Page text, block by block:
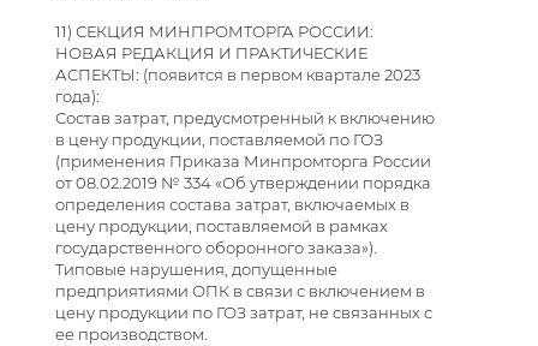
11) СЕКЦИЯ МИНПРОМТОРГА РОССИИ:
НОВАЯ РЕДАКЦИЯ И ПРАКТИЧЕСКИЕ
АСПЕКТЫ: (появится в первом квартале 2023
года):
Состав затрат, предусмотренный к включению
в цену продукции, поставляемой по ГОЗ
(применения Приказа Минпромторга России
от 08.02.2019 № 334 «Об утверждении порядка
определения состава затрат, включаемых в
цену продукции, поставляемой в рамках
государственного оборонного заказа»).
Типовые нарушения, допущенные
предприятиями ОПК в связи с включением в
цену продукции по ГОЗ затрат, не связанных с
ее производством.